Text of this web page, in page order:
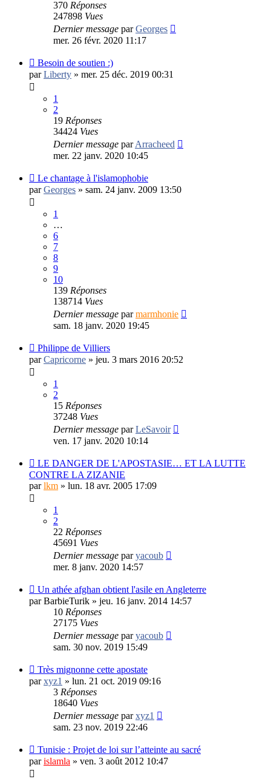
370 Réponses
247898 Vues
Dernier message parGeorges
mer. 26 févr. 2020 11:17
Besoin de soutien :)
parLiberty » mer. 25 déc. 2019 00:31
1
2
19 Réponses
34424 Vues
Dernier message parArracheed
mer. 22 janv. 2020 10:45
Le chantage à l'islamophobie
parGeorges » sam. 24 janv. 2009 13:50
1
…
6
7
8
9
10
139 Réponses
138714 Vues
Dernier message parmarmhonie
sam. 18 janv. 2020 19:45
Philippe de Villiers
parCapricorne » jeu. 3 mars 2016 20:52
1
2
15 Réponses
37248 Vues
Dernier message parLeSavoir
ven. 17 janv. 2020 10:14
LE DANGER DE L'APOSTASIE… ET LA LUTTE
CONTRE LA ZIZANIE
parlkm » lun. 18 avr. 2005 17:09
1
2
22 Réponses
45691 Vues
Dernier message paryacoub
mer. 8 janv. 2020 14:57
Un athée afghan obtient l'asile en Angleterre
parBarbieTurik » jeu. 16 janv. 2014 14:57
10 Réponses
27175 Vues
Dernier message paryacoub
sam. 30 nov. 2019 15:49
Très mignonne cette apostate
parxyz1 » lun. 21 oct. 2019 09:16
3 Réponses
18640 Vues
Dernier message parxyz1
sam. 23 nov. 2019 22:46
Tunisie : Projet de loi sur l’atteinte au sacré
parislamla » ven. 3 août 2012 10:47